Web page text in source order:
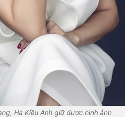
Hà Kiều Anh giữ được hình ảnh